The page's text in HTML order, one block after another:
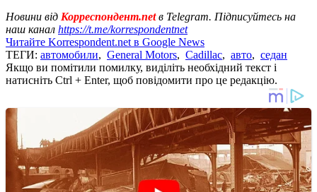
Новини від Корреспондент.netв Telegram. Підписуйтесь на
наш канал https://t.me/korrespondentnet
Читайте Korrespondent.net в Google News
ТЕГИ: автомобили, General Motors, Cadillac, авто, седан
Якщо ви помітили помилку, виділіть необхідний текст і
натисніть Ctrl + Enter, щоб повідомити про це редакцію.